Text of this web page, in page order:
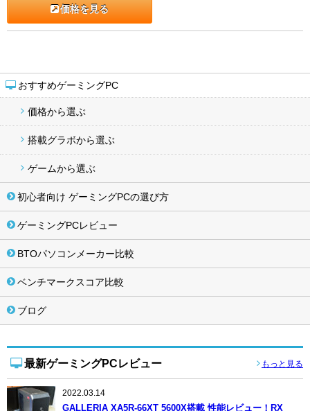
おすすめゲーミングPC
価格から選ぶ
搭載グラボから選ぶ
ゲームから選ぶ
初心者向け ゲーミングPCの選び方
ゲーミングPCレビュー
BTOパソコンメーカー比較
ベンチマークスコア比較
ブログ
最新ゲーミングPCレビュー もっと見る
2022.03.14
GALLERIA XA5R-66XT 5600X搭載 性能レビュー！RX
価格を見る